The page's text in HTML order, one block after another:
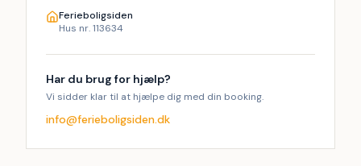
Ferieboligsiden
Hus nr. 113634
Har du brug for hjælp?
Vi sidder klar til at hjælpe dig med din booking.
info@ferieboligsiden.dk